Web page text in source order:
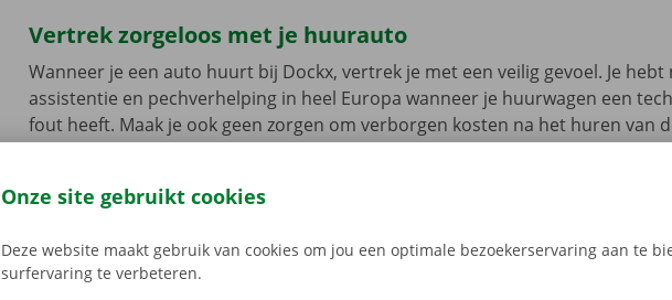
Vertrek zorgeloos met je huurauto
Wanneer je een auto huurt bij Dockx, vertrek je met een veilig gevoel. Je hebt
assistentie en pechverhelping in heel Europa wanneer je huurwagen een
fout heeft. Maak je ook geen zorgen om verborgen kosten na het huren van
Onze site gebruikt cookies
Deze website maakt gebruik van cookies om jou een optimale bezoekerservaring aan te
surfervaring te verbeteren.